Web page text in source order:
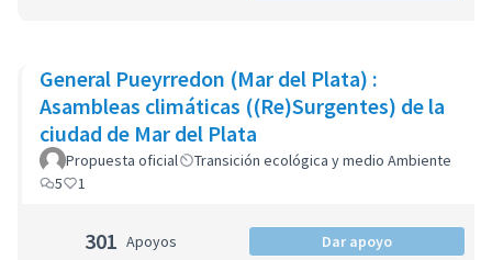
General Pueyrredon (Mar del Plata) :
Asambleas climáticas ((Re)Surgentes) de la
ciudad de Mar del Plata
Propuesta oficial
Transición ecológica y medio Ambiente
5
1
301 Apoyos Dar apoyo